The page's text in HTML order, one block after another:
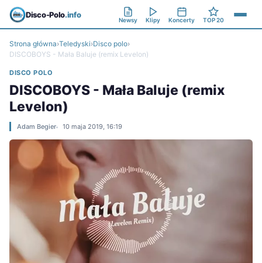
Disco-Polo.info
Newsy Klipy Koncerty TOP 20
Strona główna›Teledyski›Disco polo›
DISCOBOYS - Mała Baluje (remix Levelon)
DISCO POLO
DISCOBOYS - Mała Baluje (remix
Levelon)
Adam Begier 10 maja 2019, 16:19